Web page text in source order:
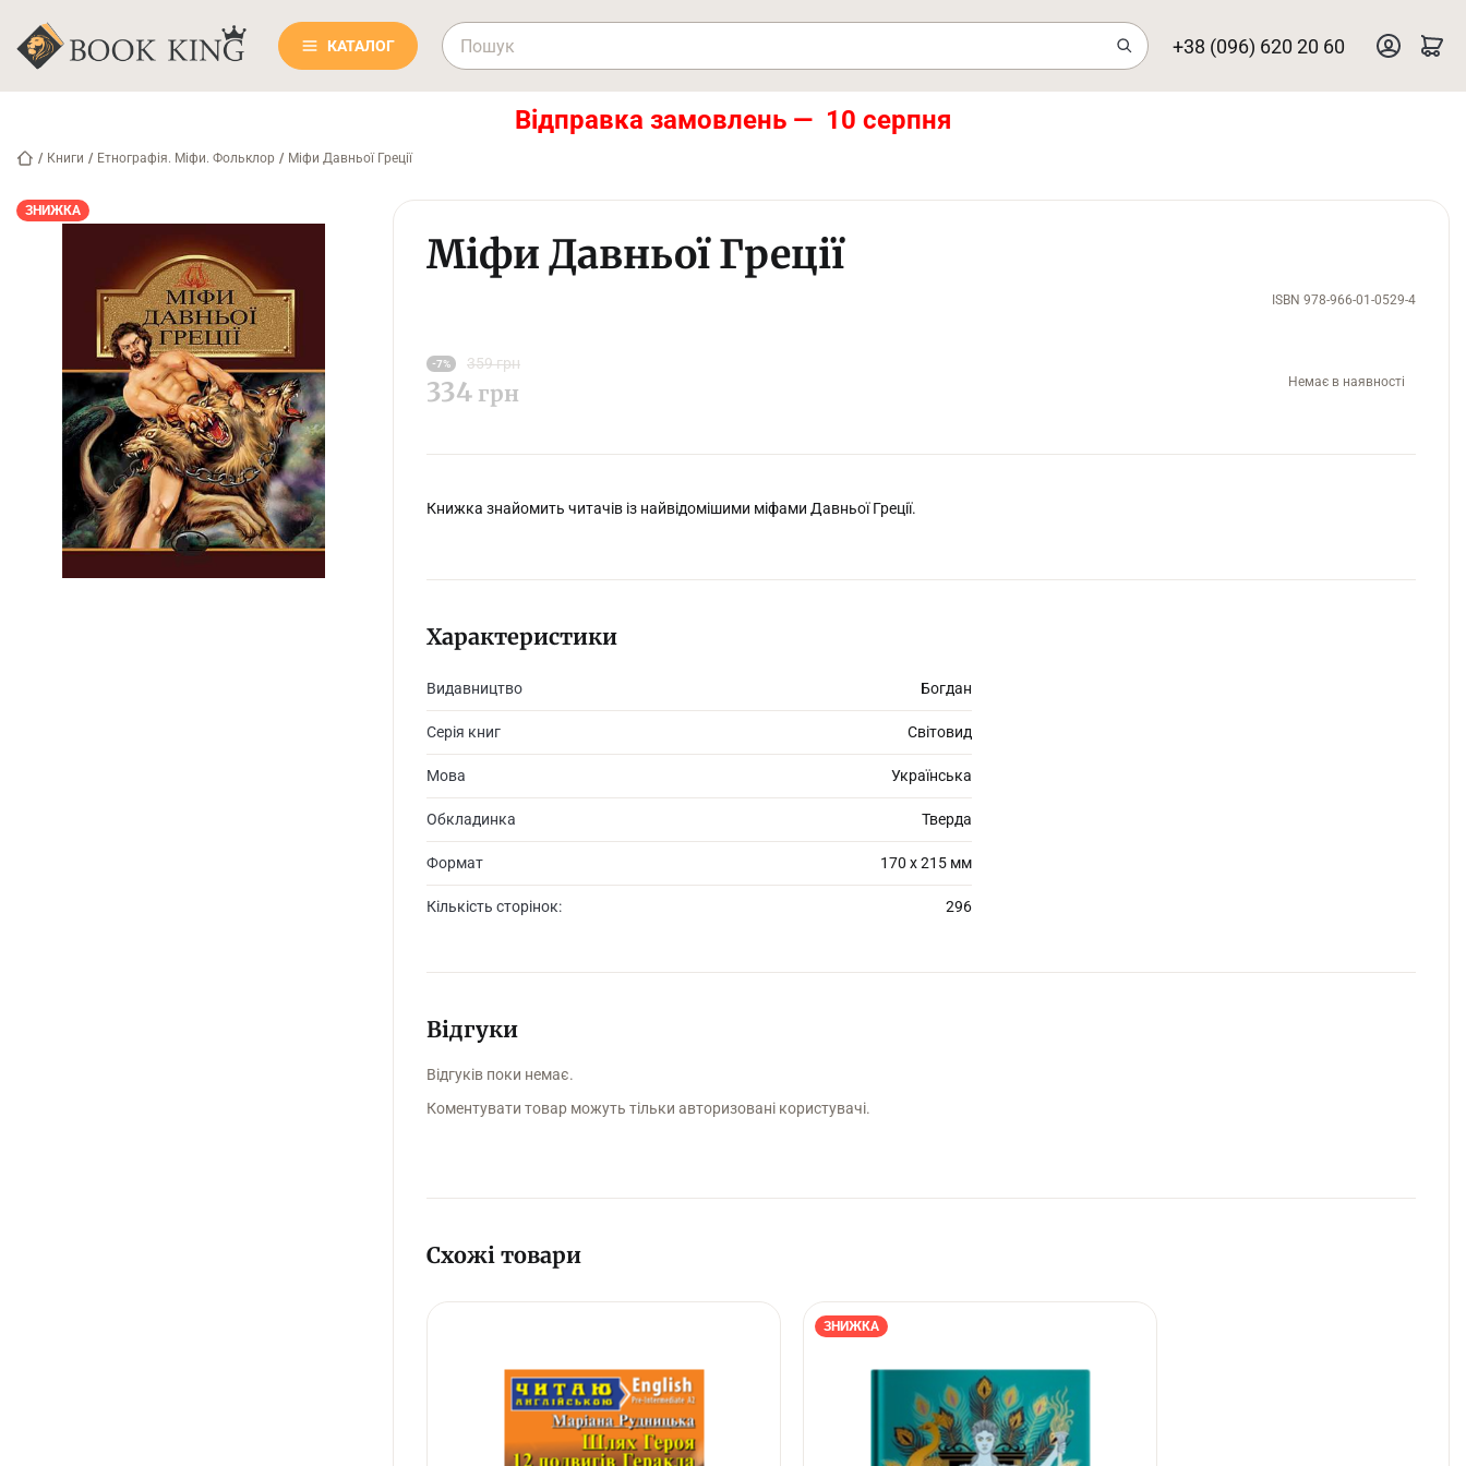
КАТАЛОГ +38 (096) 620 20 60
Відправка замовлень — 10 серпня
/ Книги / Етнографія. Міфи. Фольклор / Міфи Давньої Греції
ЗНИЖКА
Міфи Давньої Греції
ISBN 978-966-01-0529-4
-7% 359 грн
334 грн Немає в наявності
Книжка знайомить читачів із найвідомішими міфами Давньої Греції.
Характеристики
Видавництво Богдан
Серія книг Світовид
Мова Українська
Обкладинка Тверда
Формат 170 х 215 мм
Кількість сторінок: 296
Відгуки
Відгуків поки немає.
Коментувати товар можуть тільки авторизовані користувачі.
Схожі товари
ЗНИЖКА